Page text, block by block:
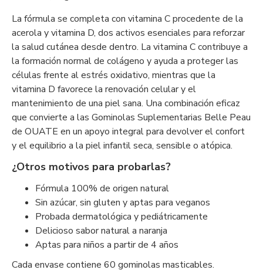
La fórmula se completa con vitamina C procedente de la
acerola y vitamina D, dos activos esenciales para reforzar
la salud cutánea desde dentro. La vitamina C contribuye a
la formación normal de colágeno y ayuda a proteger las
células frente al estrés oxidativo, mientras que la
vitamina D favorece la renovación celular y el
mantenimiento de una piel sana. Una combinación eficaz
que convierte a las Gominolas Suplementarias Belle Peau
de OUATE en un apoyo integral para devolver el confort
y el equilibrio a la piel infantil seca, sensible o atópica.
¿Otros motivos para probarlas?
Fórmula 100% de origen natural
Sin azúcar, sin gluten y aptas para veganos
Probada dermatológica y pediátricamente
Delicioso sabor natural a naranja
Aptas para niños a partir de 4 años
Cada envase contiene 60 gominolas masticables.